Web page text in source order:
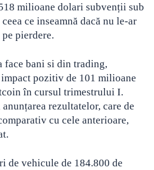
milioane dolari subvenții sub
ce inseamnă dacă nu le-ar
pierdere.
face bani si din trading,
pozitiv de 101 milioane
în cursul trimestrului I.
rezultatelor, care de
cu cele anterioare,
de vehicule de 184.800 de